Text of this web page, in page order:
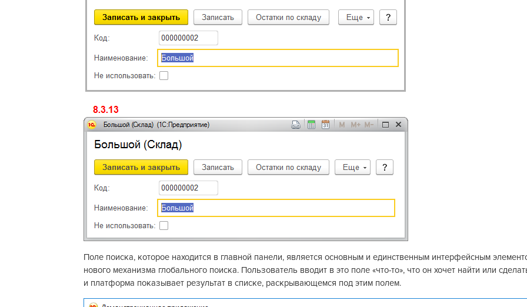
Поле поиска, которое находится в главной панели, является основным и единственным интерфейсным
нового механизма глобального поиска. Пользователь вводит в это поле «что-то», что он хочет найти или
и платформа показывает результат в списке, раскрывающемся под этим полем.